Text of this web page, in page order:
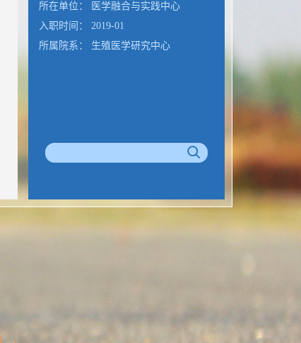
所在单位： 医学融合与实践中心
入职时间： 2019-01
所属院系： 生殖医学研究中心